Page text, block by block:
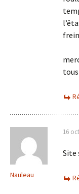
tous
Nauleau
16
Site